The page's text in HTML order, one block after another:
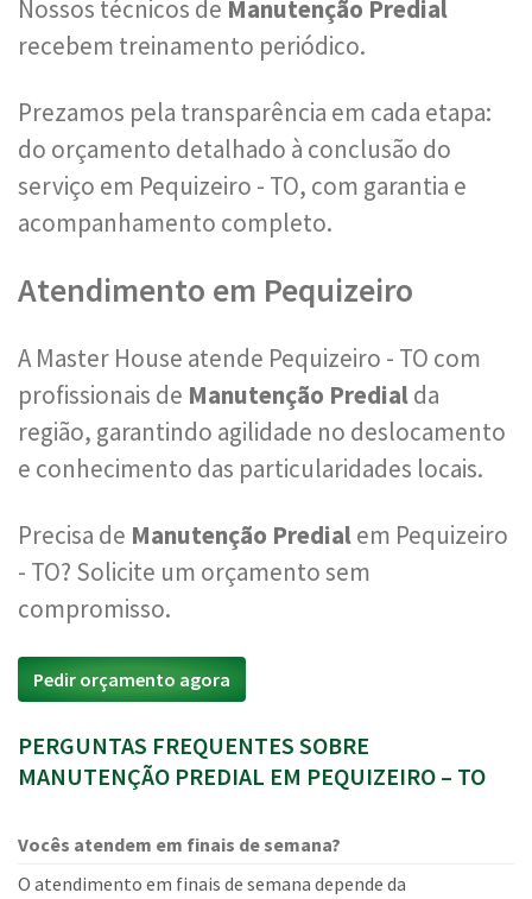
Nossos técnicos de Manutenção Predial
recebem treinamento periódico.
Prezamos pela transparência em cada etapa:
do orçamento detalhado à conclusão do
serviço em Pequizeiro - TO, com garantia e
acompanhamento completo.
Atendimento em Pequizeiro
A Master House atende Pequizeiro - TO com
profissionais de Manutenção Predialda
região, garantindo agilidade no deslocamento
e conhecimento das particularidades locais.
Precisa de Manutenção Predialem Pequizeiro
- TO? Solicite um orçamento sem
compromisso.
Pedir orçamento agora
PERGUNTAS FREQUENTES SOBRE
MANUTENÇÃO PREDIAL EM PEQUIZEIRO – TO
Vocês atendem em finais de semana?
O atendimento em finais de semana depende da